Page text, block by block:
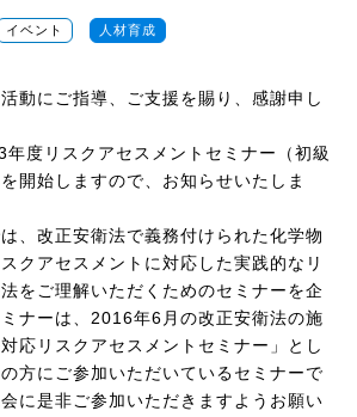
イベント 人材育成
動にご指導、ご支援を賜り、感謝申し
年度リスクアセスメントセミナー（初級
開始しますので、お知らせいたしま
、改正安衛法で義務付けられた化学物
クアセスメントに対応した実践的なリ
をご理解いただくためのセミナーを企
ナーは、 2016年6 月の改正安衛法の施
応リスクアセスメントセミナー」とし
方にご参加いただいているセミナーで
に是非ご参加いただきますようお願い